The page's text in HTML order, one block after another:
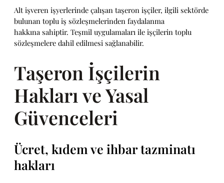
Alt işveren işyerlerinde çalışan taşeron işçiler, ilgili sektörde
bulunan toplu iş sözleşmelerinden faydalanma
hakkına sahiptir. Teşmil uygulamaları ile işçilerin toplu
sözleşmelere dahil edilmesi sağlanabilir.
Taşeron İşçilerin
Hakları ve Yasal
Güvenceleri
Ücret, kıdem ve ihbar tazminatı
hakları